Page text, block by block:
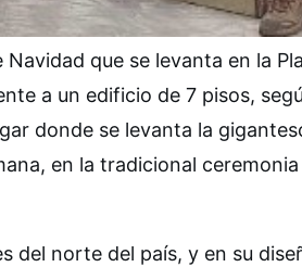
que se levanta en la
a un edificio de 7 pisos,
donde se levanta la
en la tradicional
del norte del país, y en su